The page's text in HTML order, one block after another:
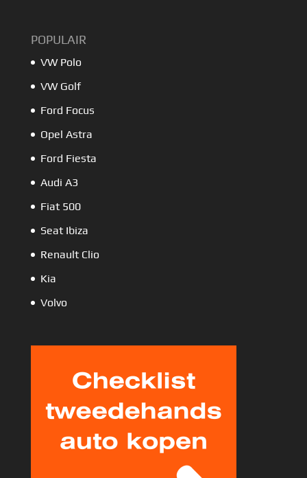
POPULAIR
VW Polo
VW Golf
Ford Focus
Opel Astra
Ford Fiesta
Audi A3
Fiat 500
Seat Ibiza
Renault Clio
Kia
Volvo